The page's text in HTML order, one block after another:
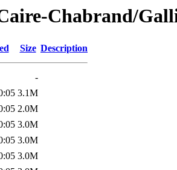
Chabrand/
Size Description
-
3.1M
2.0M
3.0M
3.0M
3.0M